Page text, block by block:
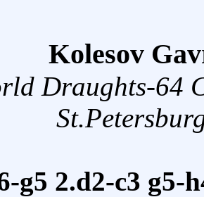
Kolesov
Draughts-64
g5 2.d2-c3 g5-